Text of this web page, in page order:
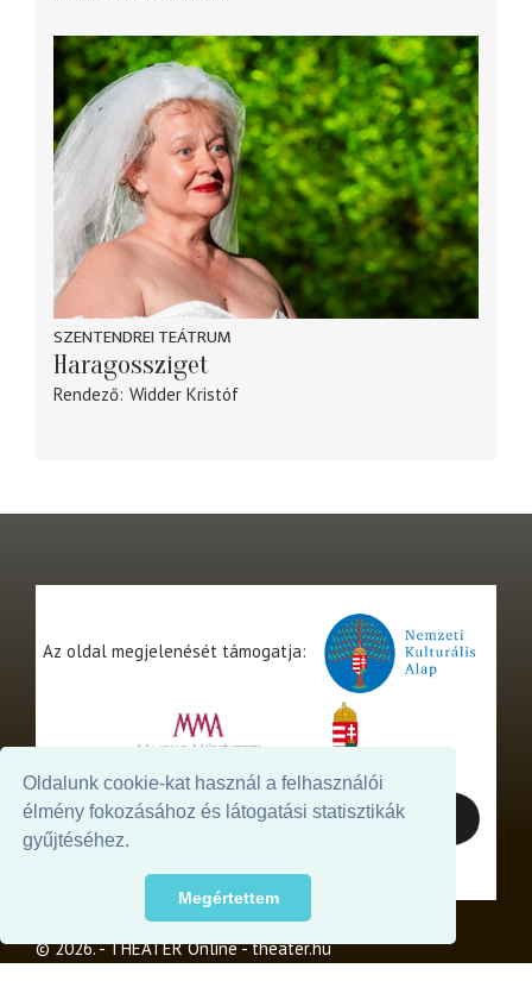
Oldalunk cookie-kat használ a felhasználói
élmény fokozásához és látogatási statisztikák
gyűjtéséhez.
Megértettem
SZENTENDREI TEÁTRUM
Haragossziget
Rendező Widder Kristóf
Az oldal megjelenését támogatja:
© 2026. - THEATER Online -theater.hu